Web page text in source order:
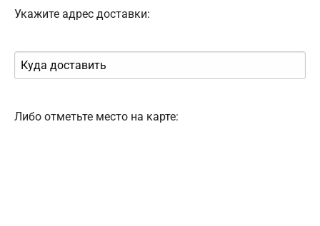
Укажите адрес доставки:
Либо отметьте место на карте: